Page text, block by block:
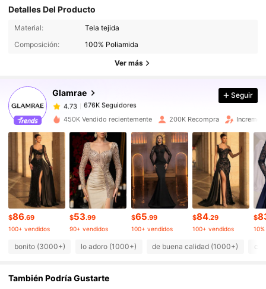
Detalles Del Producto
Material:
Tela tejida
Composición:
100% Poliamida
Ver más
Glamrae
676K Seguidores
676K Seguidores
4.73 676K Seguidores
4.73 676K Seguidores
4.73 676K Seguidores
4.73 676K Seguidores
Seguir
450K Vendido recientemente 200K Recompra
$86.69
100+ vendidos
$53.99
90+ vendidos
$65.99
100+ vendidos
$84.29
100+ vendidos
$
bonito (3000+) lo adoro (1000+) de buena calidad (1000+)
También Podría Gustarte